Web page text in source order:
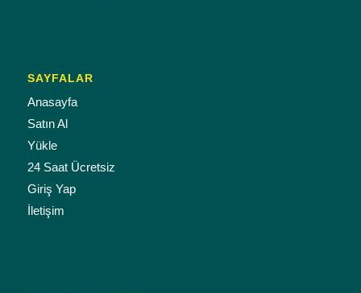
SAYFALAR
Anasayfa
Satın Al
Yükle
24 Saat Ücretsiz
Giriş Yap
İletişim